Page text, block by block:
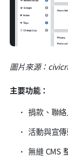
圖片來源：
主要功能：
捐款、聯
活動與宣
無縫 CMS